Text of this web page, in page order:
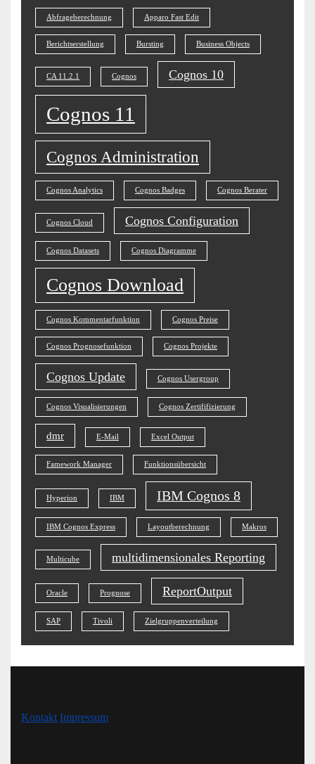
Abfrageberechnung Apparo Fast Edit
Berichtserstellung Bursting Business Objects
CA 11.2.1 Cognos Cognos 10
Cognos 11
Cognos Administration
Cognos Analytics Cognos Badges Cognos Berater
Cognos Cloud Cognos Configuration
Cognos Datasets Cognos Diagramme
Cognos Download
Cognos Kommentarfunktion Cognos Preise
Cognos Prognosefunktion Cognos Projekte
Cognos Update Cognos Usergroup
Cognos Visualisierungen Cognos Zertififizierung
dmr E-Mail Excel Output
Famework Manager Funktionsübersicht
Hyperion IBM IBM Cognos 8
IBM Cognos Express Layoutberechnung Makros
Multicube multidimensionales Reporting
Oracle Prognose ReportOutput
SAP Tivoli Zielgruppenverteilung
Kontakt Impressum